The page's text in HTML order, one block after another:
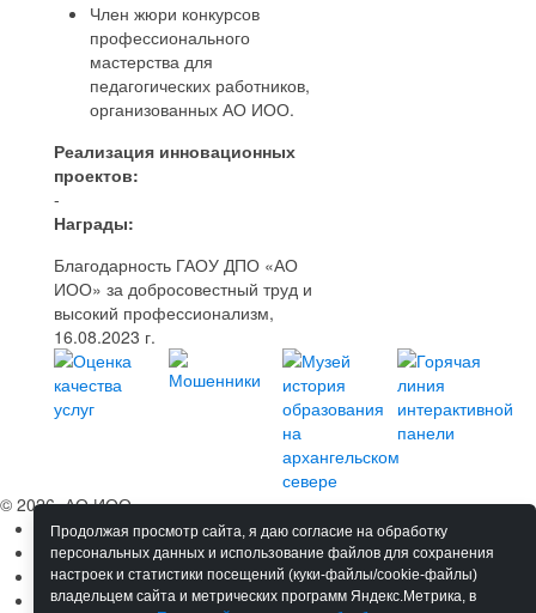
Член жюри конкурсов
профессионального
мастерства для
педагогических работников,
организованных АО ИОО.
Реализация инновационных
проектов:
-
Награды:
Благодарность ГАОУ ДПО «АО
ИОО» за добросовестный труд и
высокий профессионализм,
16.08.2023 г.
© 2026, АО ИОО
Сведения об ОО
Обучение
Мероприятия
Сотрудничество
Продолжая просмотр сайта, я даю согласие на обработку
персональных данных и использование файлов для сохранения
настроек и статистики посещений (куки-файлы/cookie-файлы)
владельцем сайта и метрических программ Яндекс.Метрика, в